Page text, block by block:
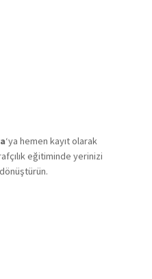
‘ya hemen kayıt olarak
eğitiminde yerinizi